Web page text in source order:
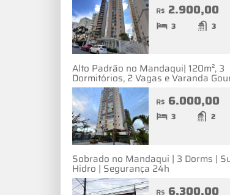
R$ 2.900,00
3 3
Alto Padrão no Mandaqui| 120m², 3
Dormitórios, 2 Vagas e Varanda
R$ 6.000,00
3 2
Sobrado no Mandaqui | 3 Dorms |
Hidro | Segurança 24h
R$ 6.300,00